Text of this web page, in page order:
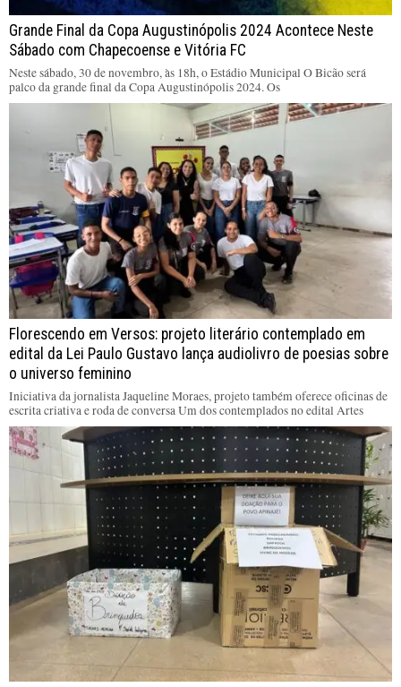
Grande Final da Copa Augustinópolis 2024 Acontece Neste
Sábado com Chapecoense e Vitória FC
Neste sábado, 30 de novembro, às 18h, o Estádio Municipal O Bicão será
palco da grande final da Copa Augustinópolis 2024. Os
Florescendo em Versos: projeto literário contemplado em
edital da Lei Paulo Gustavo lança audiolivro de poesias sobre
o universo feminino
Iniciativa da jornalista Jaqueline Moraes, projeto também oferece oficinas de
escrita criativa e roda de conversa Um dos contemplados no edital Artes